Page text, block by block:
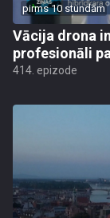
pirms 10 stundām
Vācija drona
profesionāli
414. epizode